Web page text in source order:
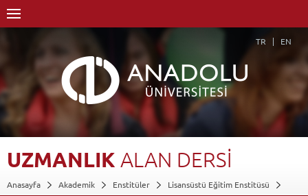
TR EN
UZMANLIK ALAN DERSİ
Anasayfa Akademik Enstitüler
Lisansüstü Eğitim Enstitüsü